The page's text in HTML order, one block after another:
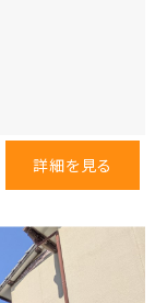
詳細を見る